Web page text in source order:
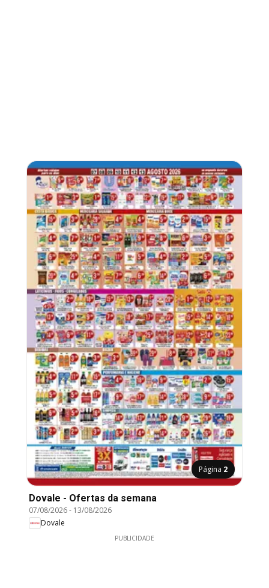
Página 2
Dovale - Ofertas da semana
07/08/2026- 13/08/2026
Dovale
PUBLICIDADE